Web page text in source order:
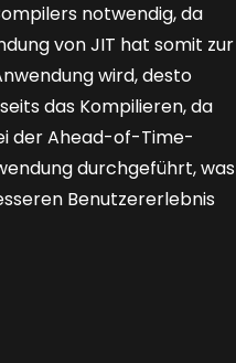
notwendig, da
von JIT hat somit zur
wird, desto
das Kompilieren, da
der Ahead-of-Time-
durchgeführt, was
Benutzererlebnis